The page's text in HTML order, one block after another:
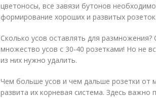
цветоносы, все завязи бутонов
формирование хороших и развитых розеток.
Сколько усов оставлять для
множество усов с 30-40 розетками! Но не
из них нужно удалить.
Чем больше усов и чем дальше розетки от
развита их корневая система. Здесь